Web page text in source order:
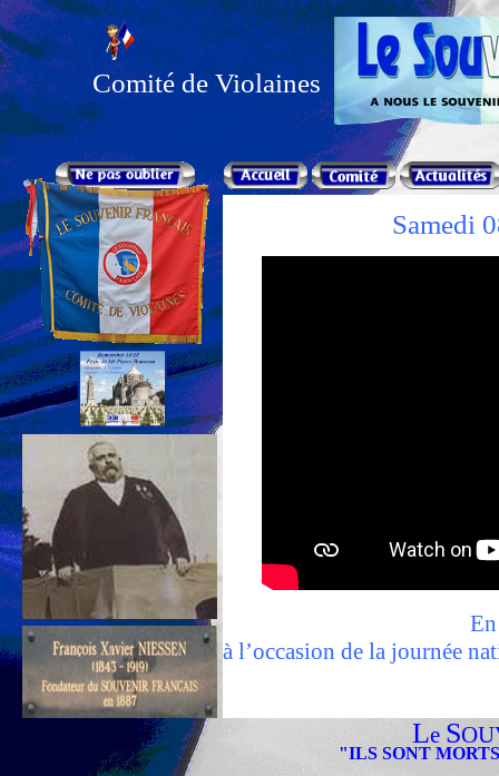
Le S
"ILS SONT
Samedi
à l’occasion de la journée
Hommage à un
Comité de Violaines